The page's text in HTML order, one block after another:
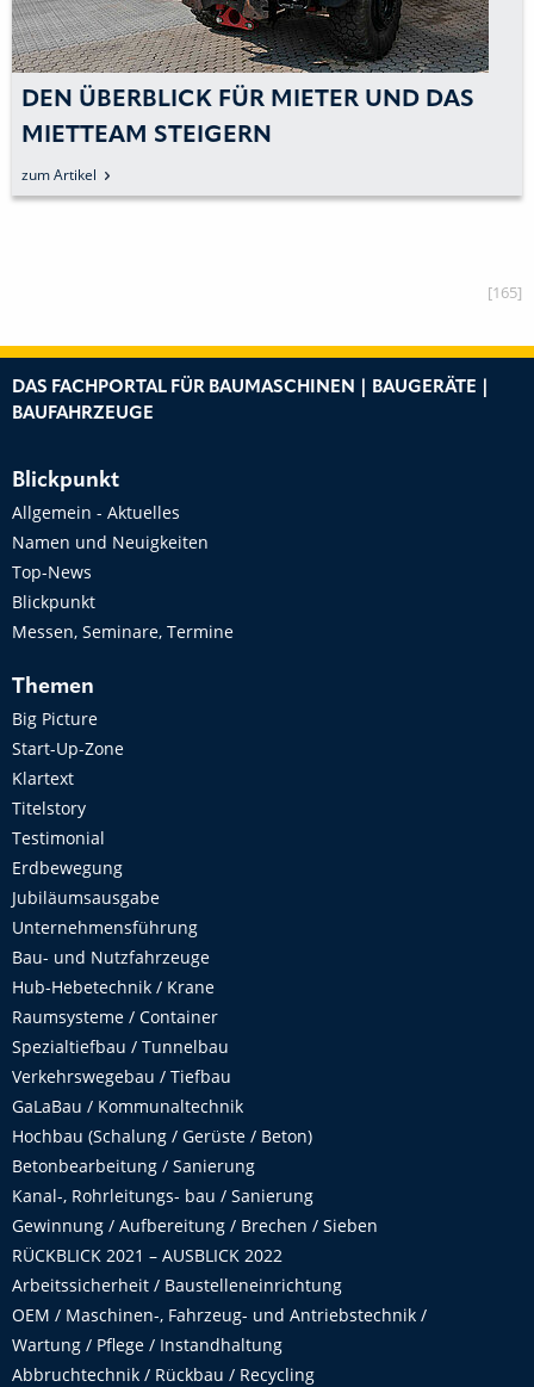
DEN ÜBERBLICK FÜR MIETER UND DAS
MIETTEAM STEIGERN
zum Artikel
[165]
DAS FACHPORTAL FÜR BAUMASCHINEN | BAUGERÄTE |
BAUFAHRZEUGE
Blickpunkt
Allgemein - Aktuelles
Namen und Neuigkeiten
Top-News
Blickpunkt
Messen, Seminare, Termine
Themen
Big Picture
Start-Up-Zone
Klartext
Titelstory
Testimonial
Erdbewegung
Jubiläumsausgabe
Unternehmensführung
Bau- und Nutzfahrzeuge
Hub-Hebetechnik / Krane
Raumsysteme / Container
Spezialtiefbau / Tunnelbau
Verkehrswegebau / Tiefbau
GaLaBau / Kommunaltechnik
Hochbau (Schalung / Gerüste / Beton)
Betonbearbeitung / Sanierung
Kanal-, Rohrleitungs- bau / Sanierung
Gewinnung / Aufbereitung / Brechen / Sieben
RÜCKBLICK 2021 – AUSBLICK 2022
Arbeitssicherheit / Baustelleneinrichtung
OEM / Maschinen-, Fahrzeug- und Antriebstechnik /
Wartung / Pflege / Instandhaltung
Abbruchtechnik / Rückbau / Recycling